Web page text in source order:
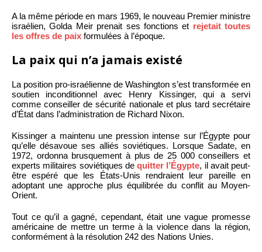
A la même période en mars 1969, le nouveau Premier ministre
israélien, Golda Meir prenait ses fonctions et rejetait toutes
les offres de paix formulées à l’époque.
La paix qui n’a jamais existé
La position pro-israélienne de Washington s’est transformée en
soutien inconditionnel avec Henry Kissinger, qui a servi
comme conseiller de sécurité nationale et plus tard secrétaire
d’État dans l’administration de Richard Nixon.
Kissinger a maintenu une pression intense sur l’Égypte pour
qu’elle désavoue ses alliés soviétiques. Lorsque Sadate, en
1972, ordonna brusquement à plus de 25 000 conseillers et
experts militaires soviétiques de quitter l’Égypte, il avait peut-
être espéré que les États-Unis rendraient leur pareille en
adoptant une approche plus équilibrée du conflit au Moyen-
Orient.
Tout ce qu’il a gagné, cependant, était une vague promesse
américaine de mettre un terme à la violence dans la région,
conformément à la résolution 242 des Nations Unies.